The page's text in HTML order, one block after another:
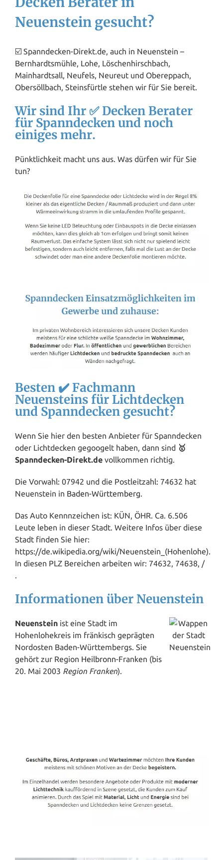
Neuenstein gesucht?
☑️ Spanndecken-Direkt.de, auch in Neuenstein –
Bernhardtsmühle, Lohe, Löschenhirschbach,
Mainhardtsall, Neufels, Neureut und Obereppach,
Obersöllbach, Steinsfürtle stehen wir für Sie bereit.
Wir sind Ihr ✅ Decken Berater
für Spanndecken und noch
einiges mehr.
Pünktlichkeit macht uns aus. Was dürfen wir für Sie
tun?
Besten ✔️ Fachmann
Neuensteins für Lichtdecken
und Spanndecken gesucht?
Wenn Sie hier den besten Anbieter für Spanndecken
oder Lichtdecken gegoogelt haben, dann sind 🥇
Spanndecken-Direkt.de vollkommen richtig.
Die Vorwahl: 07942 und die Postleitzahl: 74632 hat
Neuenstein in Baden-Württemberg.
Das Auto Kennnzeichen ist: KÜN, ÖHR. Ca. 6.506
Leute leben in dieser Stadt. Weitere Infos über diese
Stadt finden Sie hier:
https://de.wikipedia.org/wiki/Neuenstein_(Hohenlohe).
In diesen PLZ Bereichen arbeiten wir: 74632, 74638, /
.
Informationen über Neuenstein
Neuenstein ist eine Stadt im
Hohenlohekreis im fränkisch geprägten
Nordosten Baden-Württembergs. Sie
gehört zur Region Heilbronn-Franken (bis
20. Mai 2003 Region Franken).